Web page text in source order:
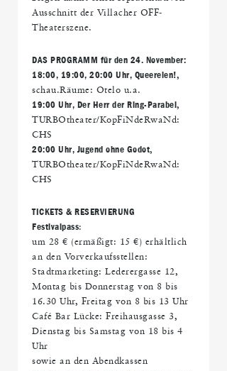
Ausschnitt der Villacher OFF-
Theaterszene.
DAS PROGRAMM für den 24. November:
18:00, 19:00, 20:00 Uhr, Queerelen!,
schau.Räume: Otelo u.a.
19:00 Uhr, Der Herr der Ring-Parabel ,
TURBOtheater/KopFiNdeRwaNd:
CHS
20:00 Uhr, Jugend ohne Godot,
TURBOtheater/KopFiNdeRwaNd:
CHS
TICKETS & RESERVIERUNG
Festivalpass:
um 28 € (ermäßigt: 15 €) erhältlich
an den Vorverkaufsstellen:
Stadtmarketing: Lederergasse 12,
Montag bis Donnerstag von 8 bis
16.30 Uhr, Freitag von 8 bis 13 Uhr
Café Bar Lücke: Freihausgasse 3,
Dienstag bis Samstag von 18 bis 4
Uhr
sowie an den Abendkassen